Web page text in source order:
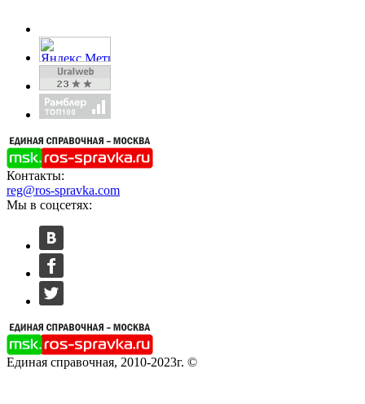
Контакты:
reg@ros-spravka.com
Мы в соцсетях:
Единая справочная, 2010-2023г. ©